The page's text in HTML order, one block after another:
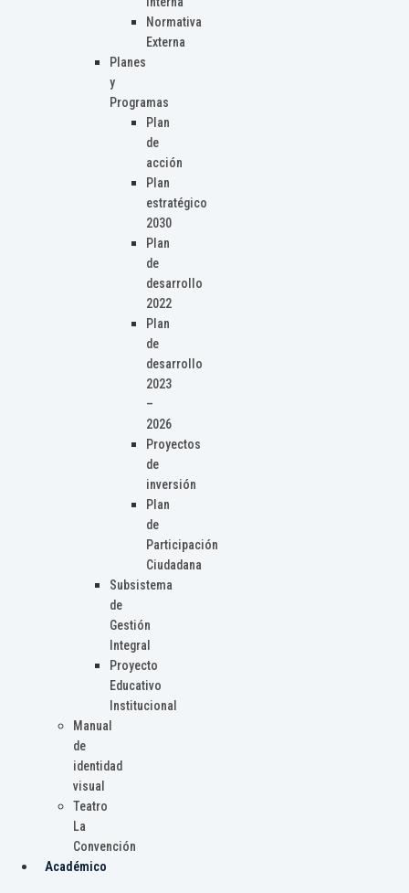
Normativa
Externa
Planes
y
Programas
Plan
de
acción
Plan
estratégico
2030
Plan
de
desarrollo
2022
Plan
de
desarrollo
2023
–
2026
Proyectos
de
inversión
Plan
de
Participación
Ciudadana
Subsistema
de
Gestión
Integral
Proyecto
Educativo
Institucional
Manual
de
identidad
visual
Teatro
La
Convención
Académico